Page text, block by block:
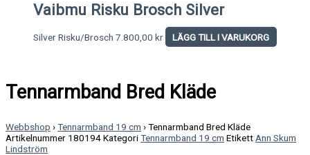
Vaibmu Risku Brosch Silver
Silver Risku/Brosch 7.800,00 kr LÄGG TILL I VARUKORG
Tennarmband Bred Kläde
Webbshop ›Tennarmband 19 cm ›Tennarmband Bred Kläde
Artikelnummer 180194KategoriTennarmband 19 cm Etikett Ann Skum
Lindström